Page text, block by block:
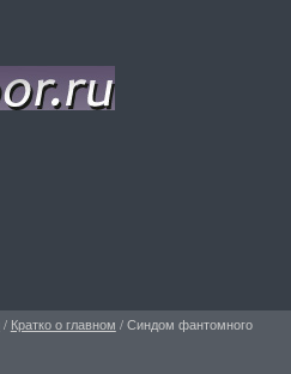
/ Кратко о главном /Синдом фантомного